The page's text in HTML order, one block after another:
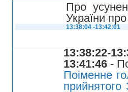
Про
України
13:38:04 -13:42:01
13:38:22-
13:41:46 -
Поіменне